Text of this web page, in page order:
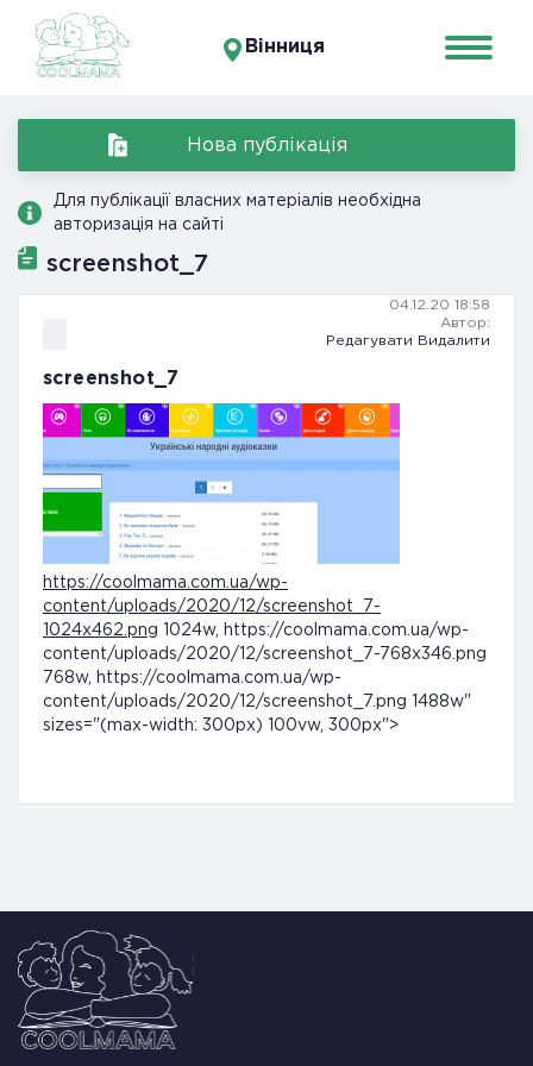
Вінниця
Нова публікація
Для публікації власних матеріалів необхідна
авторизація на сайті
screenshot_7
04.12.20 18:58
Автор:
Редагувати
Видалити
screenshot_7
https://coolmama.com.ua/wp-
content/uploads/2020/12/screenshot_7-
1024x462.png 1024w, https://coolmama.com.ua/wp-
content/uploads/2020/12/screenshot_7-768x346.png
768w, https://coolmama.com.ua/wp-
content/uploads/2020/12/screenshot_7.png 1488w"
sizes="(max-width: 300px) 100vw, 300px">